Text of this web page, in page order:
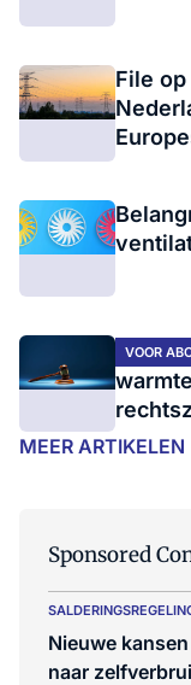
File
VOOR
MEER ARTIKELEN
Sponsored
Nieuwe
naar